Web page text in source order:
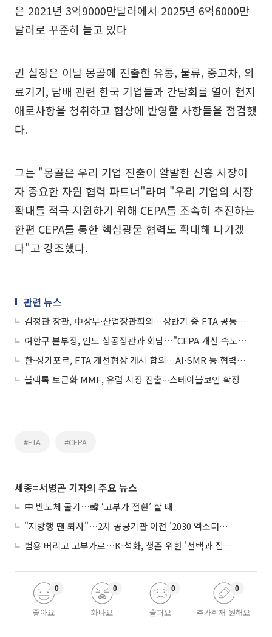
은 2021년 3억9000만달러에서 2025년 6억6000만
달러로 꾸준히 늘고 있다
권 실장은 이날 몽골에 진출한 유통, 물류, 중고차, 의
료기기, 담배 관련 한국 기업들과 간담회를 열어 현지
애로사항을 청취하고 협상에 반영할 사항들을 점검했
다.
그는 "몽골은 우리 기업 진출이 활발한 신흥 시장이
자 중요한 자원 협력 파트너"라며 "우리 기업의 시장
확대를 적극 지원하기 위해 CEPA를 조속히 추진하는
한편 CEPA를 통한 핵심광물 협력도 확대해 나가겠
다"고 강조했다.
관련 뉴스
김정관 장관, 中상무·산업장관회의…상반기 중 FTA 공동위 연다
여한구 본부장, 인도 상공장관과 회담⋯"CEPA 개선 속도 내야"
한-싱가포르, FTA 개선협상 개시 합의…AI·SMR 등 협력 MOU 5건 체결
블랙록 토큰화 MMF, 유럽 시장 진출∙∙∙스테이블코인 확장
#FTA #CEPA
세종=서병곤 기자의 주요 뉴스
中 반도체 굴기⋯韓 ‘고부가 전환’ 할 때
"지방행 땐 퇴사"⋯2차 공공기관 이전 '2030 엑소더스' 뇌관
범용 버리고 고부가로⋯K-석화, 생존 위한 '선택과 집중'
좋아요
0
화나요
0
슬퍼요
0
추가취재 원해요
0